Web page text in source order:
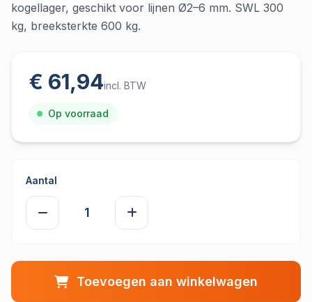
kogellager, geschikt voor lijnen Ø2–6 mm. SWL 300
kg, breeksterkte 600 kg.
€ 61,94incl. BTW
Op voorraad
Aantal
Toevoegen aan winkelwagen